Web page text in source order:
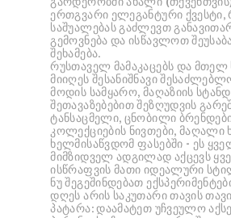
ერთგვარი ელეგანტური
საშუალებას გაძლევთ
გემოვნება და ისწავლოთ
შეხამება.
რუსთაველ მამაკაცებს და
მიიღეს შესანიშნავი
მოდის სამყარო, მაღაზიის
შეთავაზებებით შეზღუდვის
ტანსაცმელი, ცნობილი
კოლექციების ნივთები, მაღალი
ხელმისაწვდომ ფასებში - ეს
მიმზიდველ ადგილად აქცევს
ისწრაფვის მათი იდეალური
ნუ შეგეშინდებათ
დღეს არის საკუთარი თავის
პატარა: დაამატეთ უჩვეულო